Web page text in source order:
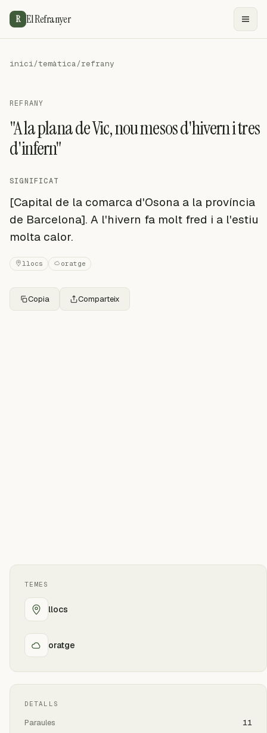
R El Refranyer
inici/temàtica/refrany
REFRANY
"A la plana de Vic, nou mesos d'hivern i tres
d'infern"
SIGNIFICAT
[Capital de la comarca d'Osona a la província
de Barcelona]. A l'hivern fa molt fred i a l'estiu
molta calor.
llocs oratge
Copia Comparteix
TEMES
llocs
oratge
DETALLS
Paraules 11